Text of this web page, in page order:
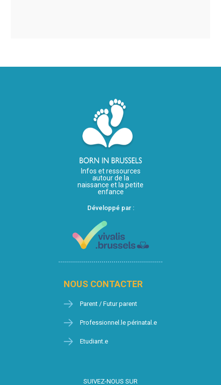
Infos et ressources
autour de la
naissance et la petite
enfance
Développé par :
NOUS CONTACTER
Parent / Futur parent
Professionnel.le périnatal.e
Etudiant.e
SUIVEZ-NOUS SUR